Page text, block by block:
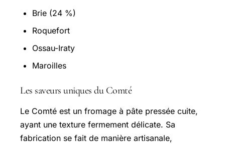
Brie (24 %)
Roquefort
Ossau-Iraty
Maroilles
Les saveurs uniques du Comté
Le Comté est un fromage à pâte pressée cuite,
ayant une texture fermement délicate. Sa
fabrication se fait de manière artisanale,